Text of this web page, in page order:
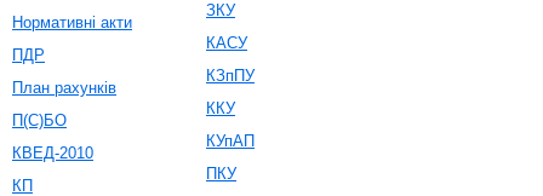
Нормативні акти
ПДР
План рахунків
П(С)БО
КВЕД-2010
КП
ЗКУ
КАСУ
КЗпПУ
ККУ
КУпАП
ПКУ